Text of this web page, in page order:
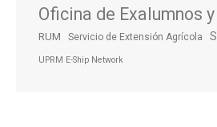
Oficina de Exalumnos
RUM Servicio de Extensión Agrícola
UPRM E-Ship Network